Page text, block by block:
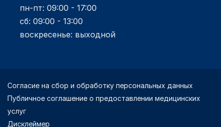
пн-пт: 09:00 - 17:00
сб: 09:00 - 13:00
воскресенье: выходной
Согласие на сбор и обработку персональных данных
Публичное соглашение о предоставлении медицинских
услуг
Дисклеймер